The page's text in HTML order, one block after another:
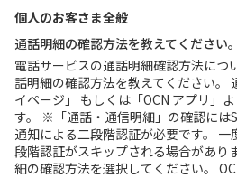
個人のお客さま全般
通話明細の確認方法を教えてください。
電話サービスの通話明細確認方法につ
話明細の確認方法を教えてください。
イページ」 もしくは「OCN アプリ」
す。 ※「通話・通信明細」の確認には
通知による二段階認証が必要です。 一
段階認証がスキップされる場合があり
細の確認方法を選択してください。